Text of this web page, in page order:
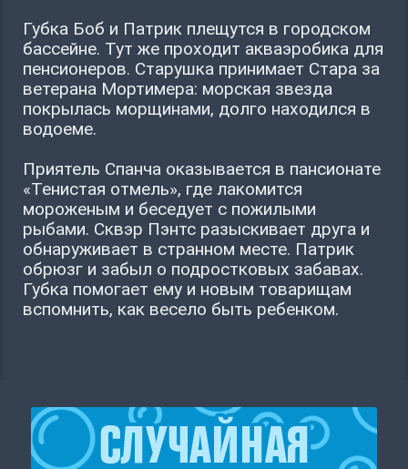
Губка Боб и Патрик плещутся в городском
бассейне. Тут же проходит акваэробика для
пенсионеров. Старушка принимает Стара за
ветерана Мортимера: морская звезда
покрылась морщинами, долго находился в
водоеме.
Приятель Спанча оказывается в пансионате
«Тенистая отмель», где лакомится
мороженым и беседует с пожилыми
рыбами. Сквэр Пэнтс разыскивает друга и
обнаруживает в странном месте. Патрик
обрюзг и забыл о подростковых забавах.
Губка помогает ему и новым товарищам
вспомнить, как весело быть ребенком.